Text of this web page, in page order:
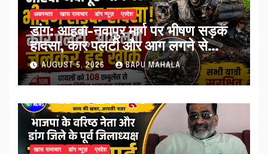
अकस्मात खास समाचार डांग न्यूज़ प्रदेश
डांग: आहवा-नवापुर मार्ग पर भीषण सड़क
हादसा, कार पलटी और आग लगने से
जलकर खाक, सभी यात्री सुरक्षित
AUGUST 5, 2026 BAPU MAHALA
खास समाचार डांग न्यूज़ प्रदेश